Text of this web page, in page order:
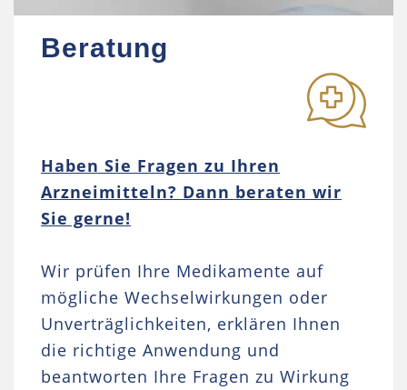
Beratung
Haben Sie Fragen zu Ihren
Arzneimitteln? Dann beraten wir
Sie gerne!
Wir prüfen Ihre Medikamente auf
mögliche Wechselwirkungen oder
Unverträglichkeiten, erklären Ihnen
die richtige Anwendung und
beantworten Ihre Fragen zu Wirkung